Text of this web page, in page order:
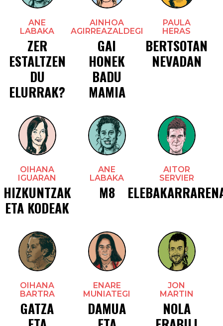
ANE
LABAKA
ZER
ESTALTZEN
DU
ELURRAK?
AINHOA
AGIRREAZALDEGI
GAI
HONEK
BADU
MAMIA
PAULA
HERAS
BERTSOTAN
NEVADAN
OIHANA
IGUARAN
HIZKUNTZAK
ETA KODEAK
ANE
LABAKA
M8
AITOR
SERVIER
OIHANA
BARTRA
GATZA
ENARE
MUNIATEGI
DAMUA
JON
MARTIN
NOLA